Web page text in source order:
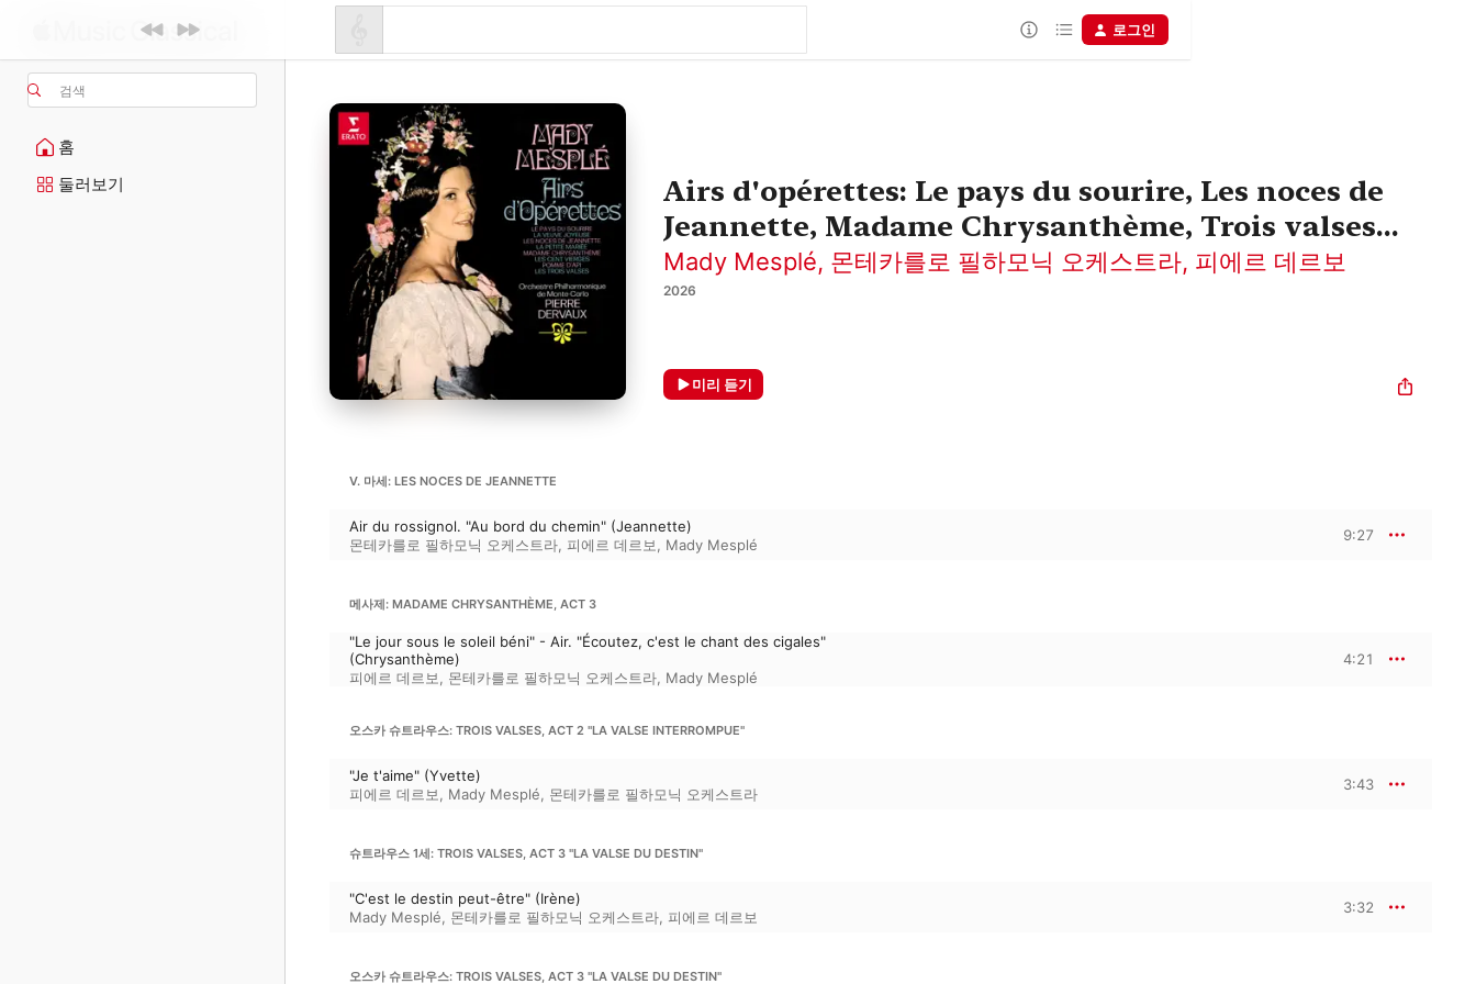
검색
홈
둘러보기
로그인
Airs d'opérettes: Le pays du sourire, Les noces de
Jeannette, Madame Chrysanthème, Trois valses...
Mady Mesplé, 몬테카를로 필하모닉 오케스트라, 피에르 데르보
2026
미리 듣기
V. 마세: LES NOCES DE JEANNETTE
Air du rossignol. "Au bord du chemin" (Jeannette)
몬테카를로 필하모닉 오케스트라, 피에르 데르보 , Mady Mesplé
9:27
메사제: MADAME CHRYSANTHÈME, ACT 3
"Le jour sous le soleil béni" - Air. "Écoutez, c'est le chant des cigales"
(Chrysanthème)
피에르 데르보 , 몬테카를로 필하모닉 오케스트라, Mady Mesplé
4:21
오스카 슈트라우스: TROIS VALSES, ACT 2 "LA VALSE INTERROMPUE"
"Je t'aime" (Yvette)
피에르 데르보 , Mady Mesplé, 몬테카를로 필하모닉 오케스트라
3:43
슈트라우스 1세: TROIS VALSES, ACT 3 "LA VALSE DU DESTIN"
"C'est le destin peut-être" (Irène)
Mady Mesplé, 몬테카를로 필하모닉 오케스트라, 피에르 데르보
3:32
오스카 슈트라우스: TROIS VALSES, ACT 3 "LA VALSE DU DESTIN"